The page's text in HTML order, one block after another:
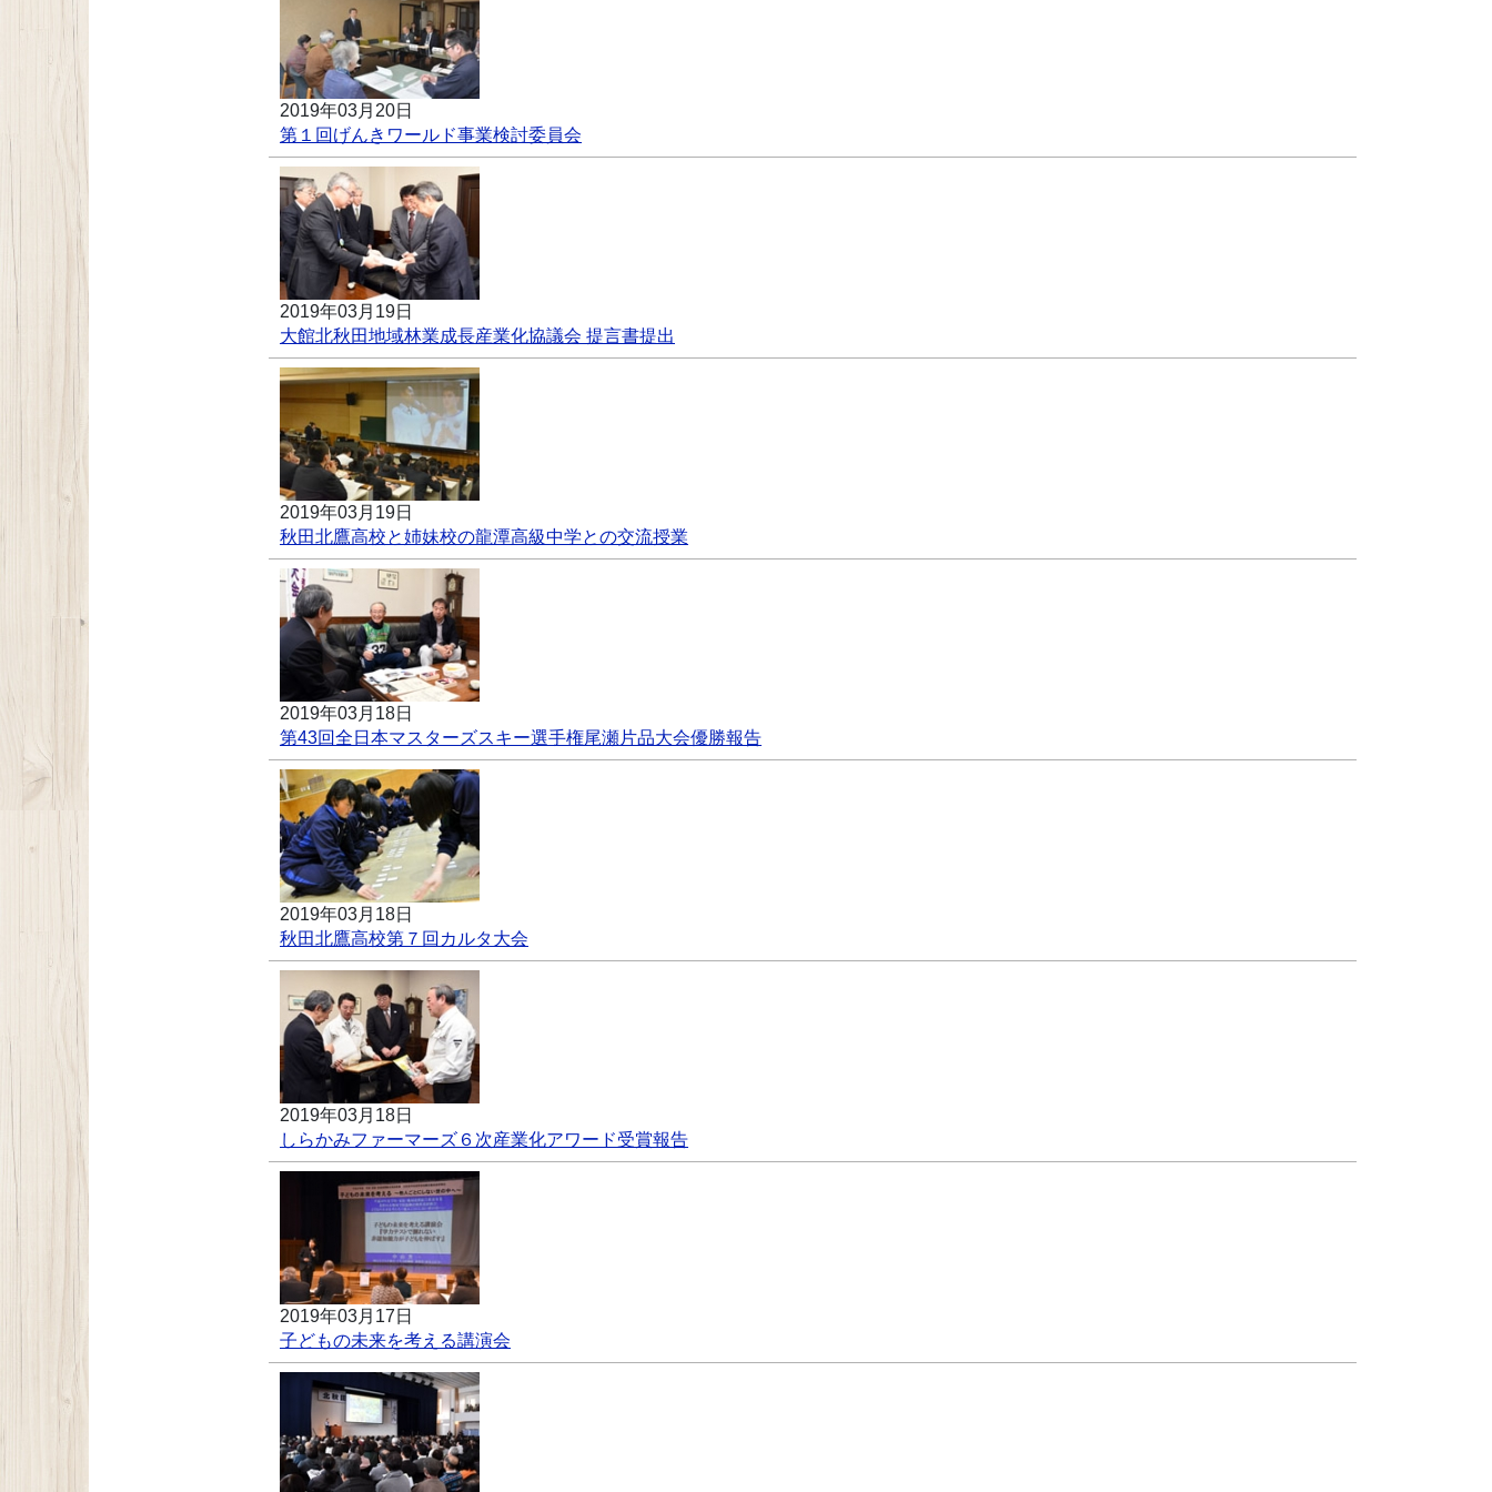
2019年03月20日
第１回げんきワールド事業検討委員会
2019年03月19日
大館北秋田地域林業成長産業化協議会 提言書提出
2019年03月19日
秋田北鷹高校と姉妹校の龍潭高級中学との交流授業
2019年03月18日
第43回全日本マスターズスキー選手権尾瀬片品大会優勝報告
2019年03月18日
秋田北鷹高校第７回カルタ大会
2019年03月18日
しらかみファーマーズ６次産業化アワード受賞報告
2019年03月17日
子どもの未来を考える講演会